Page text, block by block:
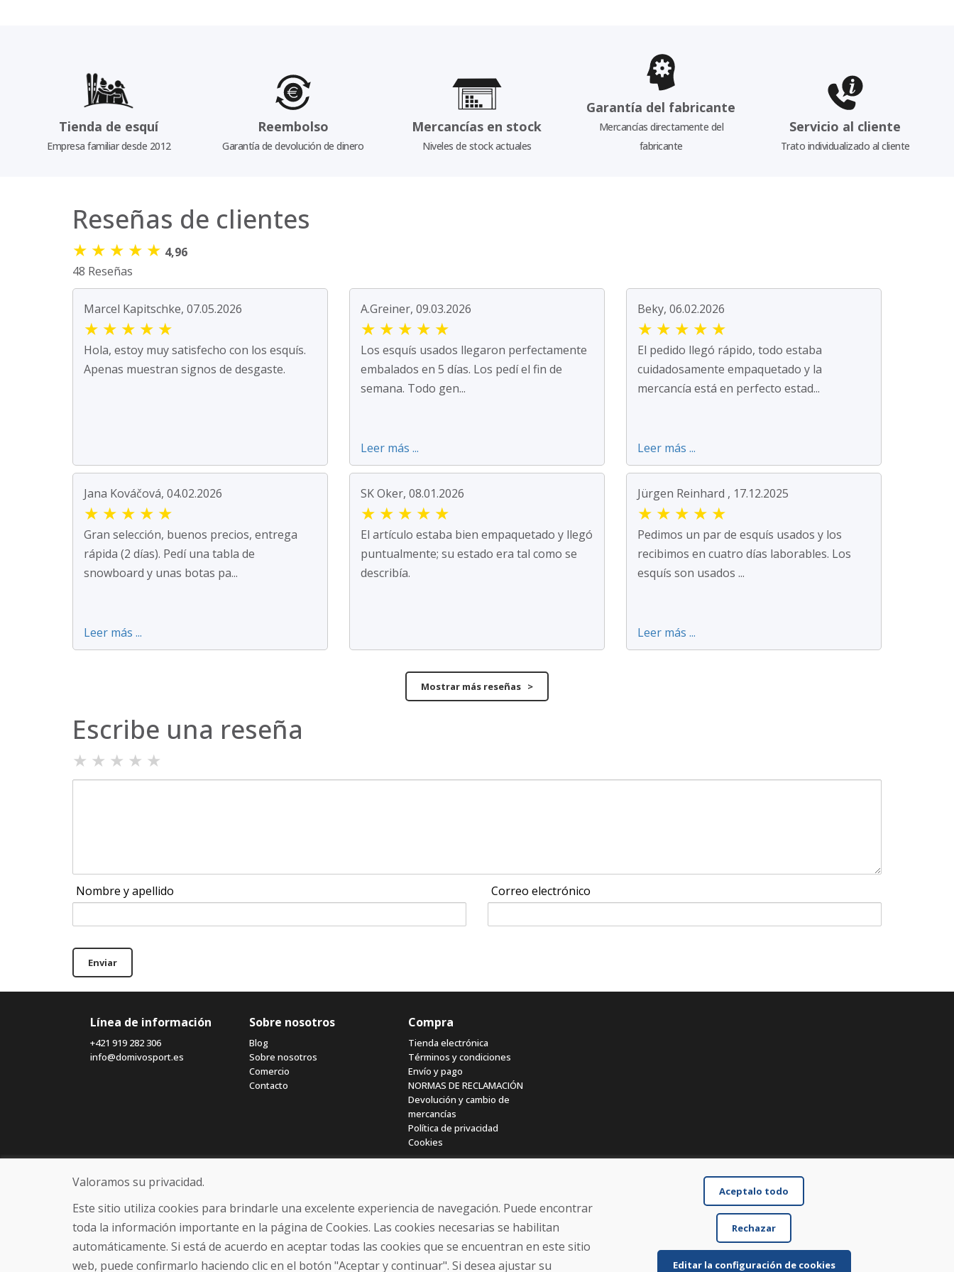
Tienda de esquí
Empresa familiar desde 2012
Reembolso
Garantía de devolución de dinero
Mercancías en stock
Niveles de stock actuales
Garantía del fabricante
Mercancías directamente del
fabricante
Servicio al cliente
Trato individualizado al cliente
Reseñas de clientes
★ ★ ★ ★ ★ 4,96
48 Reseñas
Marcel Kapitschke, 07.05.2026
★ ★ ★ ★ ★
Hola, estoy muy satisfecho con los esquís.
Apenas muestran signos de desgaste.
A.Greiner, 09.03.2026
★ ★ ★ ★ ★
Los esquís usados llegaron perfectamente
embalados en 5 días. Los pedí el fin de
semana. Todo gen...
Leer más ...
Beky, 06.02.2026
★ ★ ★ ★ ★
El pedido llegó rápido, todo estaba
cuidadosamente empaquetado y la
mercancía está en perfecto estad...
Leer más ...
Jana Kováčová, 04.02.2026
★ ★ ★ ★ ★
Gran selección, buenos precios, entrega
rápida (2 días). Pedí una tabla de
snowboard y unas botas pa...
Leer más ...
SK Oker, 08.01.2026
★ ★ ★ ★ ★
El artículo estaba bien empaquetado y llegó
puntualmente; su estado era tal como se
describía.
Jürgen Reinhard , 17.12.2025
★ ★ ★ ★ ★
Pedimos un par de esquís usados y los
recibimos en cuatro días laborables. Los
esquís son usados ...
Leer más ...
Mostrar más reseñas >
Escribe una reseña
★ ★ ★ ★ ★
Nombre y apellido Correo electrónico
Enviar
Línea de información
+421 919 282 306
info@domivosport.es
Sobre nosotros
Blog
Sobre nosotros
Comercio
Contacto
Compra
Tienda electrónica
Términos y condiciones
Envío y pago
NORMAS DE RECLAMACIÓN
Devolución y cambio de
mercancías
Política de privacidad
Cookies
© DOMIVOSPORT 2026, reservados todos los derechos
Valoramos su privacidad.
Este sitio utiliza cookies para brindarle una excelente experiencia de navegación. Puede encontrar
toda la información importante en la página de Cookies. Las cookies necesarias se habilitan
automáticamente. Si está de acuerdo en aceptar todas las cookies que se encuentran en este sitio
web, puede confirmarlo haciendo clic en el botón "Aceptar y continuar". Si desea ajustar su
Aceptalo todo
Rechazar
Editar la configuración de cookies